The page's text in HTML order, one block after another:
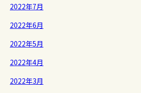
2022年7月
2022年6月
2022年5月
2022年4月
2022年3月